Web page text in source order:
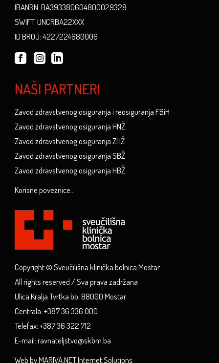
IBANRN: BA393380604800029328
SWIFT: UNCRBA22XXX
ID BROJ: 4227224680006
NAŠI PARTNERI
Zavod zdravstvenog osiguranja i reosiguranja FBiH
Zavod zdravstvenog osiguranja HNŽ
Zavod zdravstvenog osiguranja ZHŽ
Zavod zdravstvenog osiguranja SBŽ
Zavod zdravstvenog osiguranja HBŽ
Korisne poveznice...
Copyright © Sveučilišna klinička bolnica Mostar
All rights reserved / Sva prava zadržana
Ulica Kralja Tvrtka bb, 88000 Mostar
Centrala: +387 36 336 000
Telefax: +387 36 322 712
E-mail: ravnateljstvo@skbm.ba
Web by MARIVA.NET Internet Solutions